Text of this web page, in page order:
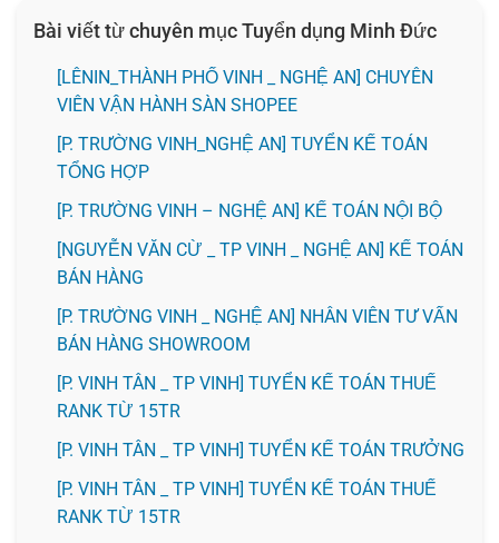
Bài viết từ chuyên mục Tuyển dụng Minh Đức
️[LÊNIN_THÀNH PHỐ VINH _ NGHỆ AN] CHUYÊN
VIÊN VẬN HÀNH SÀN SHOPEE
[P. TRƯỜNG VINH_NGHỆ AN] TUYỂN KẾ TOÁN
TỔNG HỢP
[P. TRƯỜNG VINH – NGHỆ AN] KẾ TOÁN NỘI BỘ
[NGUYỄN VĂN CỪ _ TP VINH _ NGHỆ AN] KẾ TOÁN
BÁN HÀNG
[P. TRƯỜNG VINH _ NGHỆ AN] NHÂN VIÊN TƯ VẤN
BÁN HÀNG SHOWROOM
[P. VINH TÂN _ TP VINH] TUYỂN KẾ TOÁN THUẾ
RANK TỪ 15TR
[P. VINH TÂN _ TP VINH] TUYỂN KẾ TOÁN TRƯỞNG
[P. VINH TÂN _ TP VINH] TUYỂN KẾ TOÁN THUẾ
RANK TỪ 15TR